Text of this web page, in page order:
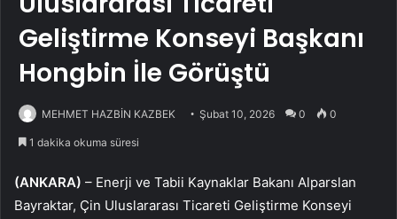
Geliştirme Konseyi Başkanı
Hongbin İle Görüştü
MEHMET HAZBİN KAZBEK Şubat 10, 2026 0 0
1 dakika okuma süresi
(ANKARA) – Enerji ve Tabii Kaynaklar Bakanı Alparslan
Bayraktar, Çin Uluslararası Ticareti Geliştirme Konseyi